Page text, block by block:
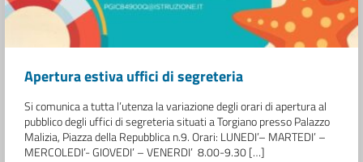
Apertura estiva uffici di segreteria
Si comunica a tutta l’utenza la variazione degli orari di apertura al
pubblico degli uffici di segreteria situati a Torgiano presso Palazzo
Malizia, Piazza della Repubblica n.9. Orari: LUNEDI’– MARTEDI’ –
MERCOLEDI’- GIOVEDI’ – VENERDI’ 8.00-9.30 […]